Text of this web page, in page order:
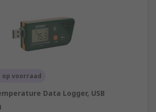
voorraad
Data Logger, USB